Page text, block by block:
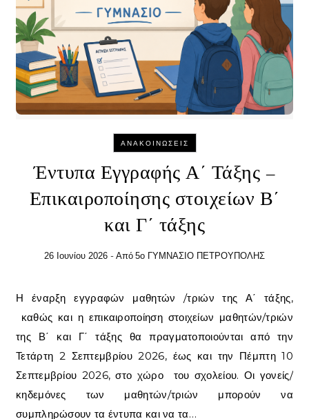
ΑΝΑΚΟΙΝΏΣΕΙΣ
Έντυπα Εγγραφής Α΄ Τάξης –
Επικαιροποίησης στοιχείων Β΄
και Γ΄ τάξης
26 Ιουνίου 2026 - Από 5ο ΓΥΜΝΑΣΙΟ ΠΕΤΡΟΥΠΟΛΗΣ
Η έναρξη εγγραφών μαθητών /τριών της Α΄ τάξης,
καθώς και η επικαιροποίηση στοιχείων μαθητών/τριών
της Β΄ και Γ΄ τάξης θα πραγματοποιούνται από την
Τετάρτη 2 Σεπτεμβρίου 2026, έως και την Πέμπτη 10
Σεπτεμβρίου 2026, στο χώρο του σχολείου. Οι γονείς/
κηδεμόνες των μαθητών/τριών μπορούν να
συμπληρώσουν τα έντυπα και να τα…